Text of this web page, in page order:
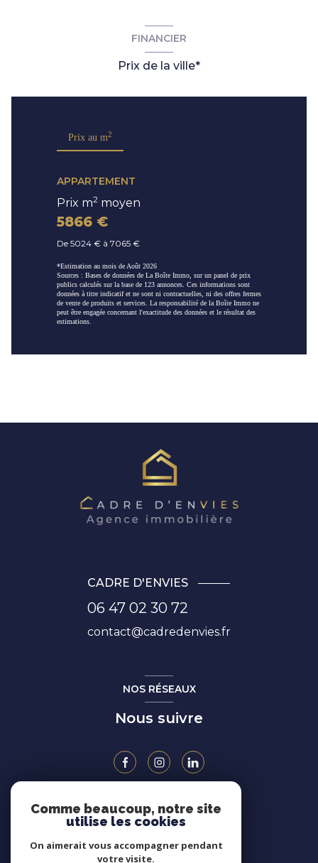
FINANCIER
Prix de la ville*
Prix au m2
APPARTEMENT
Prix m2 moyen
5866 €
De 5024 € à 7065 €
*Estimation au mois de Août 2026
Sources : Bases de données de La Boîte Immo, sur un panel de prix
publics calculés sur la base de 123 annonces. Ces informations sont
données à titre indicatif et ne sont ni contractuelles, ni des offres fermes
de vente de produits et services. La responsabilité de la Boîte Immo ne
peut être engagée concernant l'exactitude des données et le résultat des
estimations.
CADRE D'ENVIES
06 47 02 30 72
contact@cadredenvies.fr
NOS RÉSEAUX
Nous suivre
ADHÉRENTS
Comme beaucoup, notre site
utilise les cookies
On aimerait vous accompagner pendant
votre visite.